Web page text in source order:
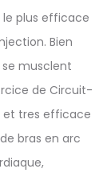
le plus efficace
Bien
musclent
de Circuit-
et tres efficace
bras en arc